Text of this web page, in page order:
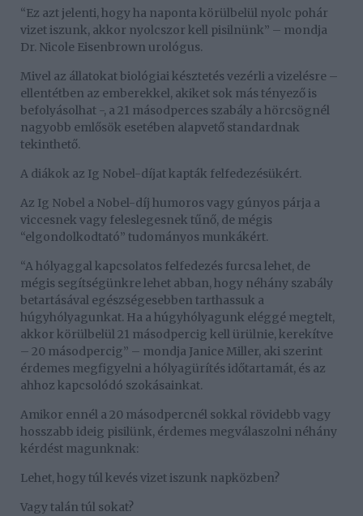
“Ez azt jelenti, hogy ha naponta körülbelül nyolc pohár
vizet iszunk, akkor nyolcszor kell pisilnünk” – mondja
Dr. Nicole Eisenbrown urológus.
Mivel az állatokat biológiai késztetés vezérli a vizelésre –
ellentétben az emberekkel, akiket sok más tényező is
befolyásolhat -, a 21 másodperces szabály a hörcsögnél
nagyobb emlősök esetében alapvető standardnak
tekinthető.
A diákok az Ig Nobel-díjat kapták felfedezésükért.
Az Ig Nobel a Nobel-díj humoros vagy gúnyos párja a
viccesnek vagy feleslegesnek tűnő, de mégis
“elgondolkodtató” tudományos munkákért.
“A hólyaggal kapcsolatos felfedezés furcsa lehet, de
mégis segítségünkre lehet abban, hogy néhány szabály
betartásával egészségesebben tarthassuk a
húgyhólyagunkat. Ha a húgyhólyagunk eléggé megtelt,
akkor körülbelül 21 másodpercig kell ürülnie, kerekítve
– 20 másodpercig” – mondja Janice Miller, aki szerint
érdemes megfigyelni a hólyagürítés időtartamát, és az
ahhoz kapcsolódó szokásainkat.
Amikor ennél a 20 másodpercnél sokkal rövidebb vagy
hosszabb ideig pisilünk, érdemes megválaszolni néhány
kérdést magunknak:
Lehet, hogy túl kevés vizet iszunk napközben?
Vagy talán túl sokat?